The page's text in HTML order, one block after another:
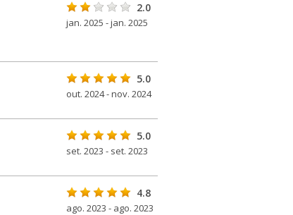
2.0
jan. 2025 - jan. 2025
5.0
out. 2024 - nov. 2024
5.0
set. 2023 - set. 2023
4.8
ago. 2023 - ago. 2023